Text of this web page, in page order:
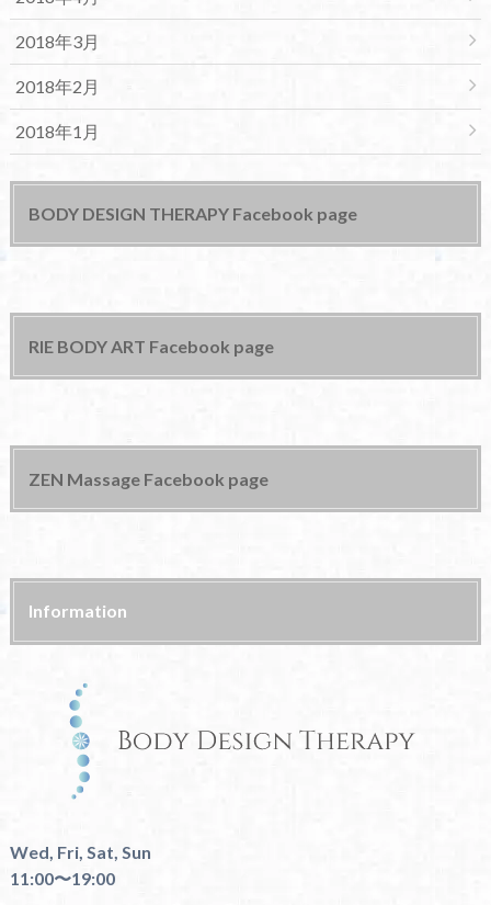
2018年3月
2018年2月
2018年1月
BODY DESIGN THERAPY Facebook page
RIE BODY ART Facebook page
ZEN Massage Facebook page
Information
Wed, Fri, Sat, Sun
11:00〜19:00